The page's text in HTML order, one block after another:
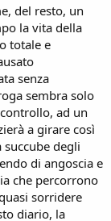
del resto, un
la vita della
totale e
senza
sembra solo
ad un
a girare così
degli
di angoscia e
che percorrono
sorridere
diario, la